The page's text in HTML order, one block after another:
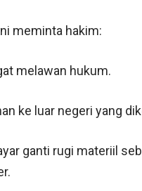
meminta hakim:
melawan hukum.
ke luar negeri yang
ganti rugi materiil